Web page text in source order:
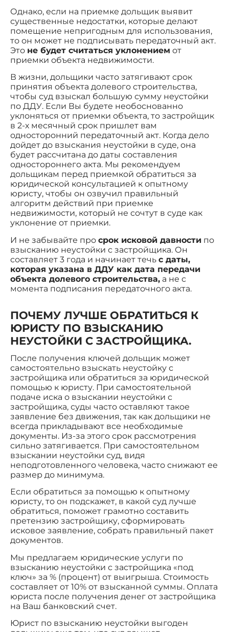
Однако, если на приемке дольщик выявит
существенные недостатки, которые делают
помещение непригодным для использования,
то он может не подписывать передаточный акт.
Это не будет считаться уклонением от
приемки объекта недвижимости.
В жизни, дольщики часто затягивают срок
принятия объекта долевого строительства,
чтобы суд взыскал большую сумму неустойки
по ДДУ. Если Вы будете необоснованно
уклоняться от приемки объекта, то застройщик
в 2-х месячный срок пришлет вам
односторонний передаточный акт. Когда дело
дойдет до взыскания неустойки в суде, она
будет рассчитана до даты составления
одностороннего акта. Мы рекомендуем
дольщикам перед приемкой обратиться за
юридической консультацией к опытному
юристу, чтобы он озвучил правильный
алгоритм действий при приемке
недвижимости, который не сочтут в суде как
уклонение от приемки.
И не забывайте про срок исковой давности по
взысканию неустойки с застройщика. Он
составляет 3 года и начинает течь с даты,
которая указана в ДДУ как дата передачи
объекта долевого строительства, а не с
момента подписания передаточного акта.
ПОЧЕМУ ЛУЧШЕ ОБРАТИТЬСЯ К
ЮРИСТУ ПО ВЗЫСКАНИЮ
НЕУСТОЙКИ С ЗАСТРОЙЩИКА.
После получения ключей дольщик может
самостоятельно взыскать неустойку с
застройщика или обратиться за юридической
помощью к юристу. При самостоятельной
подаче иска о взыскании неустойки с
застройщика, суды часто оставляют такое
заявление без движения, так как дольщики не
всегда прикладывают все необходимые
документы. Из-за этого срок рассмотрения
сильно затягивается. При самостоятельном
взыскании неустойки суд, видя
неподготовленного человека, часто снижают ее
размер до минимума.
Если обратиться за помощью к опытному
юристу, то он подскажет, в какой суд лучше
обратиться, поможет грамотно составить
претензию застройщику, сформировать
исковое заявление, собрать правильный пакет
документов.
Мы предлагаем юридические услуги по
взысканию неустойки с застройщика «под
ключ» за % (процент) от выигрыша. Стоимость
составляет от 10% от взысканной суммы. Оплата
юриста после получения денег от застройщика
на Ваш банковский счет.
Юрист по взысканию неустойки выгоден